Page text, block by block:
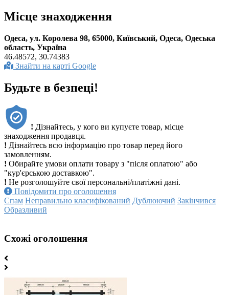
Місце знаходження
Одеса, ул. Королева 98, 65000, Київський, Одеса, Одеська
область, Україна
46.48572, 30.74383
Знайти на карті Google
Будьте в безпеці!
! Дізнайтесь, у кого ви купуєте товар, місце
знаходження продавця.
! Дізнайтесь всю інформацію про товар перед його
замовленням.
! Обирайте умови оплати товару з "після оплатою" або
"кур'єрською доставкою".
! Не розголошуйте свої персональні/платіжні дані.
Повідомити про оголошення
Спам Неправильно класифікований Дублюючий Закінчився
Образливий
Схожі оголошення